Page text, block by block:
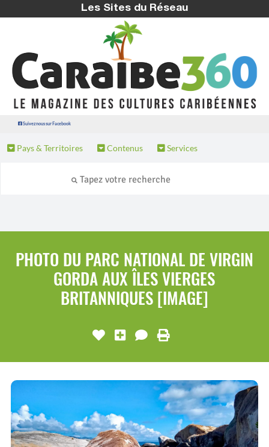
Les Sites du Réseau
Suivez nous sur Facebook
Pays & Territoires Contenus Services
PHOTO DU PARC NATIONAL DE VIRGIN
GORDA AUX ÎLES VIERGES
BRITANNIQUES [IMAGE]